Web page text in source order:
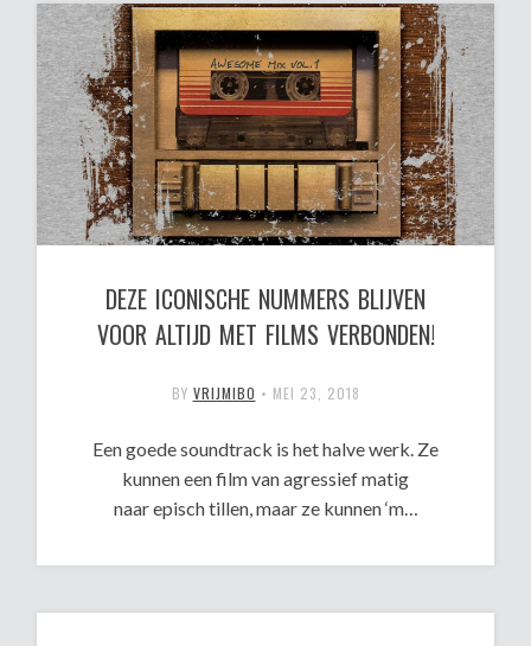
DEZE ICONISCHE NUMMERS BLIJVEN
VOOR ALTIJD MET FILMS VERBONDEN!
BY VRIJMIBO • MEI 23, 2018
Een goede soundtrack is het halve werk. Ze
kunnen een film van agressief matig
naar episch tillen, maar ze kunnen ‘m…